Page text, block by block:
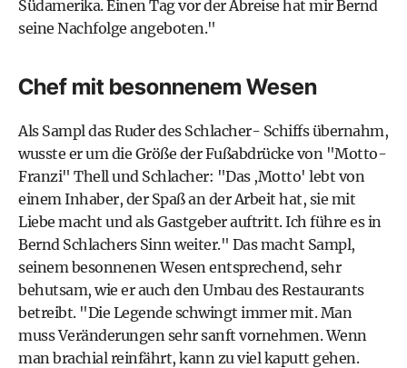
Südamerika. Einen Tag vor der Abreise hat mir Bernd
seine Nachfolge angeboten."
Chef mit besonnenem Wesen
Als Sampl das Ruder des Schlacher- Schiffs übernahm,
wusste er um die Größe der Fußabdrücke von "Motto-
Franzi" Thell und Schlacher: "Das ,Motto' lebt von
einem Inhaber, der Spaß an der Arbeit hat, sie mit
Liebe macht und als Gastgeber auftritt. Ich führe es in
Bernd Schlachers Sinn weiter." Das macht Sampl,
seinem besonnenen Wesen entsprechend, sehr
behutsam, wie er auch den Umbau des Restaurants
betreibt. "Die Legende schwingt immer mit. Man
muss Veränderungen sehr sanft vornehmen. Wenn
man brachial reinfährt, kann zu viel kaputt gehen.